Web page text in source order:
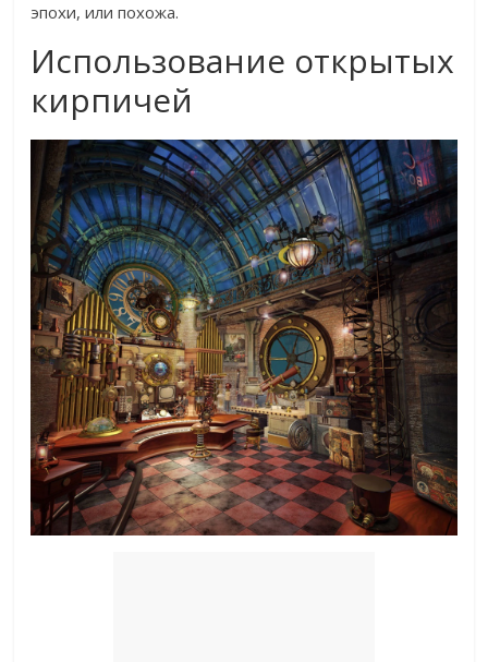
эпохи, или похожа.
Использование открытых
кирпичей